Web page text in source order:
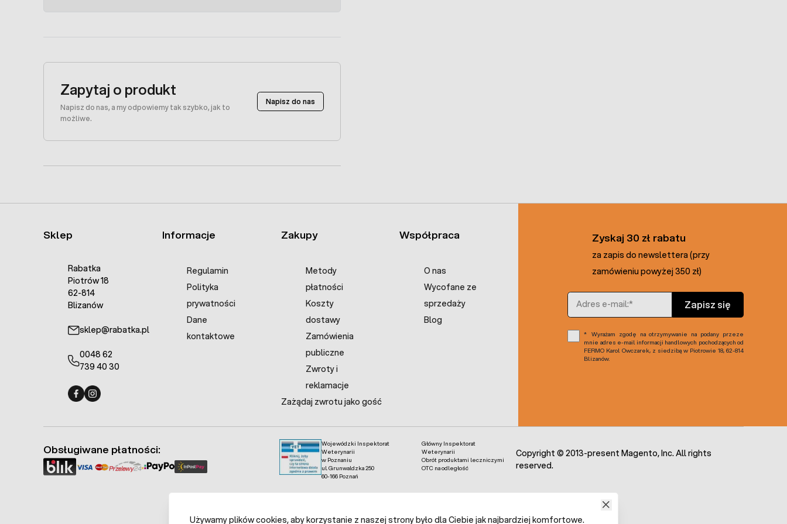
Zapytaj o produkt
Napisz do nas, a my odpowiemy tak szybko, jak to
możliwe.
Napisz do nas
Sklep
Rabatka
Piotrów 18
62-814
Blizanów
sklep@rabatka.pl
0048 62
739 40 30
Informacje
Regulamin
Polityka
prywatności
Dane
kontaktowe
Zakupy
Metody
płatności
Koszty
dostawy
Zamówienia
publiczne
Zwroty i
reklamacje
Zażądaj zwrotu jako gość
Współpraca
O nas
Wycofane ze
sprzedaży
Blog
Zyskaj 30 zł rabatu
za zapis do newslettera (przy
zamówieniu powyżej 350 zł)
Adres e-mail
Zapisz się
Wyrażam zgodę na otrzymywanie na podany przeze
mnie adres e-mail informacji handlowych pochodzących od
FERMO Karol Owczarek, z siedzibą w Piotrowie 18, 62-814
Blizanów.
Wojewódzki Inspektorat
Weterynarii
w Poznaniu
ul. Grunwaldzka 250
60-166 Poznań
Główny Inspektorat
Weterynarii
Obrót produktami leczniczymi
OTC na odległość
Obsługiwane płatności:
Copyright © 2013-present Magento, Inc. All rights
reserved.
Używamy plików cookies, aby korzystanie z naszej strony było dla Ciebie jak najbardziej komfortowe.